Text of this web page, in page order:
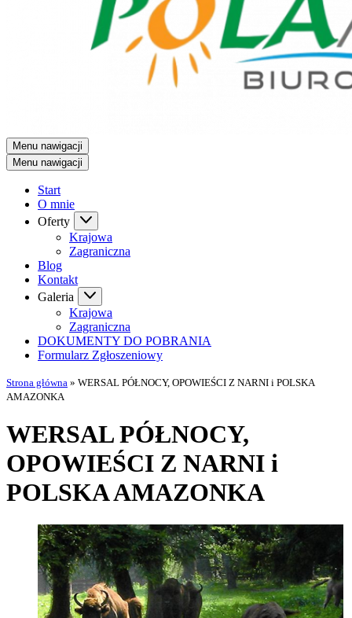
Menu nawigacji
Menu nawigacji
Start
O mnie
Oferty
Krajowa
Zagraniczna
Blog
Kontakt
Galeria
Krajowa
Zagraniczna
DOKUMENTY DO POBRANIA
Formularz Zgłoszeniowy
Strona główna » WERSAL PÓŁNOCY, OPOWIEŚCI Z NARNI i POLSKA
AMAZONKA
WERSAL PÓŁNOCY,
OPOWIEŚCI Z NARNI i
POLSKA AMAZONKA